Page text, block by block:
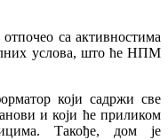
са активностима
услова, што ће НПМ
који садржи све
и који ће приликом
Такође, дом је